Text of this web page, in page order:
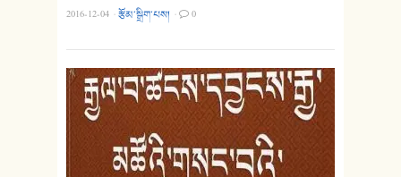
2016-12-04 ·རྩོམ་སྒྲིག་པས། · 0